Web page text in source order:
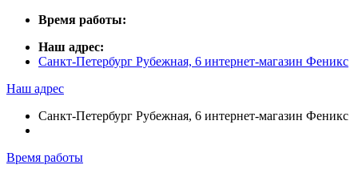
Время работы:
Наш адрес:
Санкт-Петербург Рубежная, 6 интернет-магазин Феникс
Наш адрес
Санкт-Петербург Рубежная, 6 интернет-магазин Феникс
Время работы